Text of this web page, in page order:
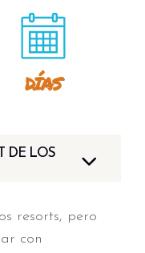
DÍAS
DE LOS
resorts, pero
con